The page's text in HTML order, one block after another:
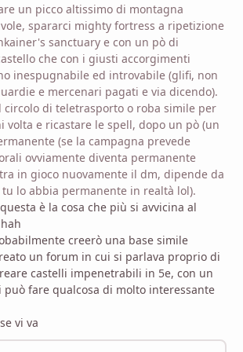
un picco altissimo di montagna
spararci mighty fortress a ripetizione
sanctuary e con un pò di
che con i giusti accorgimenti
inespugnabile ed introvabile (glifi, non
e mercenari pagati e via dicendo).
circolo di teletrasporto o roba simile per
volta e ricastare le spell, dopo un pò (un
(se la campagna prevede
ovviamente diventa permanente
in gioco nuovamente il dm, dipende da
lo abbia permanente in realtà lol).
è la cosa che più si avvicina al
creerò una base simile
un forum in cui si parlava proprio di
castelli impenetrabili in 5e, con un
può fare qualcosa di molto interessante
vi va